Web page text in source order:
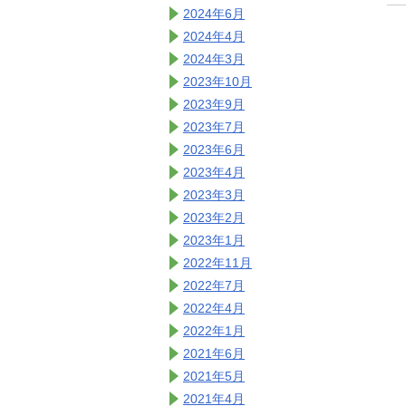
2024年6月
2024年4月
2024年3月
2023年10月
2023年9月
2023年7月
2023年6月
2023年4月
2023年3月
2023年2月
2023年1月
2022年11月
2022年7月
2022年4月
2022年1月
2021年6月
2021年5月
2021年4月